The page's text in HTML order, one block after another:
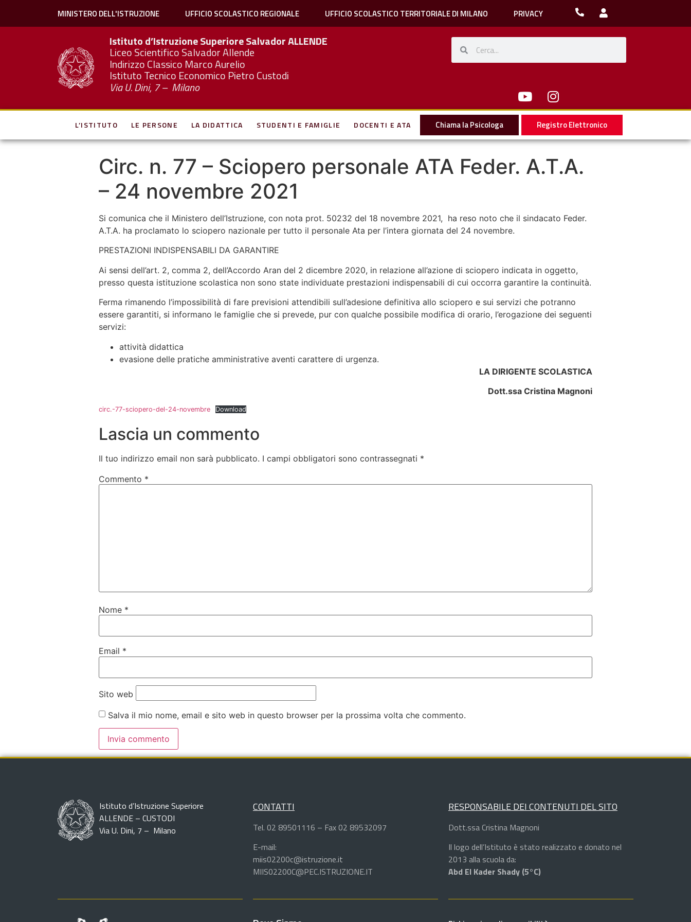
MINISTERO DELL'ISTRUZIONE UFFICIO SCOLASTICO REGIONALE UFFICIO SCOLASTICO TERRITORIALE DI MILANO PRIVACY
Istituto d’Istruzione Superiore SalvadorALLENDE
Liceo Scientifico Salvador Allende
Indirizzo Classico Marco Aurelio
Istituto Tecnico Economico Pietro Custodi
Via U. Dini, 7 – Milano
L’ISTITUTO LE PERSONE LA DIDATTICA STUDENTI E FAMIGLIE DOCENTI E ATA Chiama la Psicologa Registro Elettronico
Circ. n. 77 – Sciopero personale ATA Feder. A.T.A.
– 24 novembre 2021
Si comunica che il Ministero dell’Istruzione, con nota prot. 50232 del 18 novembre 2021, ha reso noto che il sindacato Feder.
A.T.A. ha proclamato lo sciopero nazionale per tutto il personale Ata per l’intera giornata del 24 novembre.
PRESTAZIONI INDISPENSABILI DA GARANTIRE
Ai sensi dell’art. 2, comma 2, dell’Accordo Aran del 2 dicembre 2020, in relazione all’azione di sciopero indicata in oggetto,
presso questa istituzione scolastica non sono state individuate prestazioni indispensabili di cui occorra garantire la continuità.
Ferma rimanendo l’impossibilità di fare previsioni attendibili sull’adesione definitiva allo sciopero e sui servizi che potranno
essere garantiti, si informano le famiglie che si prevede, pur con qualche possibile modifica di orario, l’erogazione dei seguenti
servizi:
attività didattica
evasione delle pratiche amministrative aventi carattere di urgenza.
LA DIRIGENTE SCOLASTICA
Dott.ssa Cristina Magnoni
circ.-77-sciopero-del-24-novembre Download
Lascia un commento
Il tuo indirizzo email non sarà pubblicato. I campi obbligatori sono contrassegnati *
Commento *
Nome *
Email *
Sito web
Salva il mio nome, email e sito web in questo browser per la prossima volta che commento.
Istituto d’Istruzione Superiore
ALLENDE – CUSTODI
Via U. Dini, 7 – Milano
CONTATTI
Tel. 02 89501116 – Fax 02 89532097
E-mail:
miis02200c@istruzione.it
MIIS02200C@PEC.ISTRUZIONE.IT
RESPONSABILE DEI CONTENUTI DEL SITO
Dott.ssa Cristina Magnoni
Il logo dell’Istituto è stato realizzato e donato nel
2013 alla scuola da:
Abd El Kader Shady (5°C)